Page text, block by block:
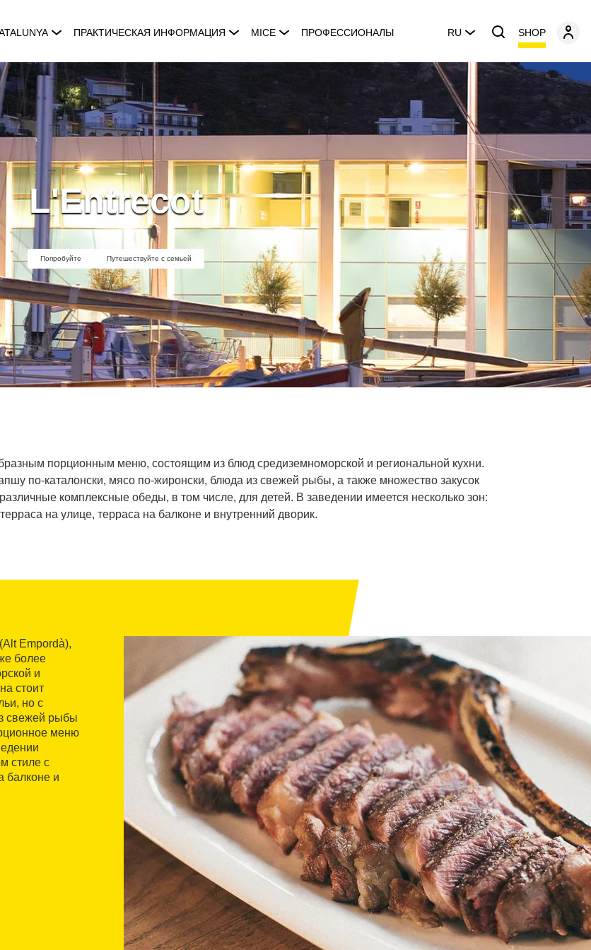
ПРАКТИЧЕСКАЯ ИНФОРМАЦИЯ MICE ПРОФЕССИОНАЛЫ RU SHOP
L'Entrecot
Попробуйте Путешествуйте с семьей
порционным меню, состоящим из блюд средиземноморской и региональной кухни.
по-каталонски, мясо по-жиронски, блюда из свежей рыбы, а также множество закусок
комплексные обеды, в том числе, для детей. В заведении имеется несколько зон:
на улице, терраса на балконе и внутренний дворик.
Empordà),
более
и
стоит
но с
свежей рыбы
меню
стиле с
балконе и